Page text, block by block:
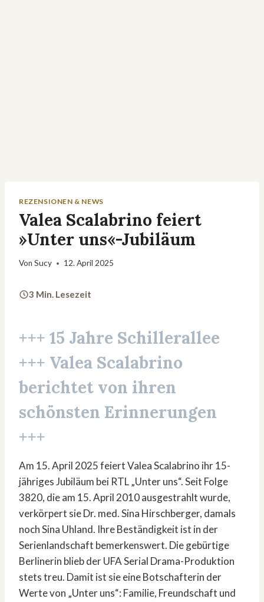
REZENSIONEN & NEWS
Valea Scalabrino feiert
»Unter uns«-Jubiläum
Von Sucy 12. April 2025
3 Min. Lesezeit
+++ 15 Jahre Schillerallee
+++ Valea Scalabrino
berichtet von ihren
schönsten Erinnerungen
+++
Am 15. April 2025 feiert Valea Scalabrino ihr 15-
jähriges Jubiläum bei RTL „Unter uns“. Seit Folge
3820, die am 15. April 2010 ausgestrahlt wurde,
verkörpert sie Dr. med. Sina Hirschberger, damals
noch Sina Uhland. Ihre Beständigkeit ist in der
Serienlandschaft bemerkenswert. Die gebürtige
Berlinerin blieb der UFA Serial Drama-Produktion
stets treu. Damit ist sie eine Botschafterin der
Werte von „Unter uns“: Familie, Freundschaft und